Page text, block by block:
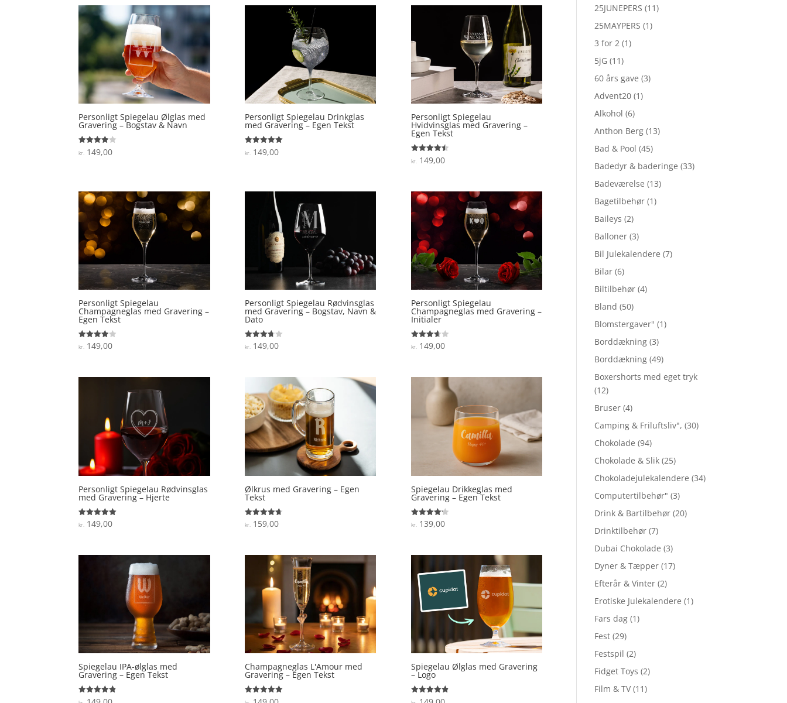
Personligt Spiegelau Ølglas med
Gravering – Bogstav & Navn
Vurderet
3.9
kr. 149,00
Personligt Spiegelau Drinkglas
med Gravering – Egen Tekst
Vurderet
5
kr. 149,00
Personligt Spiegelau
Hvidvinsglas med Gravering –
Egen Tekst
Vurderet
4.5
kr. 149,00
Personligt Spiegelau
Champagneglas med Gravering –
Egen Tekst
Vurderet
3.9
kr. 149,00
Personligt Spiegelau Rødvinsglas
med Gravering – Bogstav, Navn &
Dato
Vurderet
3.7
kr.149,00
Personligt Spiegelau
Champagneglas med Gravering –
Initialer
Vurderet
3.7
kr.149,00
Personligt Spiegelau Rødvinsglas
med Gravering – Hjerte
Vurderet
5
kr. 149,00
Ølkrus med Gravering – Egen
Tekst
Vurderet
4.7
kr.159,00
Spiegelau Drikkeglas med
Gravering – Egen Tekst
Vurderet
4.2
kr.139,00
Spiegelau IPA-ølglas med
Gravering – Egen Tekst
Vurderet
Champagneglas L'Amour med
Gravering – Egen Tekst
Vurderet
Spiegelau Ølglas med Gravering
– Logo
Vurderet
25JUNEPERS (11)
25MAYPERS (1)
3 for 2 (1)
5jG (11)
60 års gave (3)
Advent20 (1)
Alkohol (6)
Anthon Berg (13)
Bad & Pool (45)
Badedyr & baderinge (33)
Badeværelse (13)
Bagetilbehør (1)
Baileys (2)
Balloner (3)
Bil Julekalendere (7)
Bilar (6)
Biltilbehør (4)
Bland (50)
Blomstergaver" (1)
Borddækning (3)
Borddækning (49)
Boxershorts med eget tryk
(12)
Bruser (4)
Camping & Friluftsliv", (30)
Chokolade (94)
Chokolade & Slik (25)
Chokoladejulekalendere (34)
Computertilbehør" (3)
Drink & Bartilbehør (20)
Drinktilbehør (7)
Dubai Chokolade (3)
Dyner & Tæpper (17)
Efterår & Vinter (2)
Erotiske Julekalendere (1)
Fars dag (1)
Fest (29)
Festspil (2)
Fidget Toys (2)
Film & TV (11)